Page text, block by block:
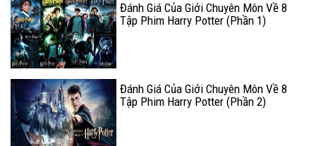
Đánh Giá Của Giới Chuyên Môn Về 8
Tập Phim Harry Potter (Phần 1)
Đánh Giá Của Giới Chuyên Môn Về 8
Tập Phim Harry Potter (Phần 2)